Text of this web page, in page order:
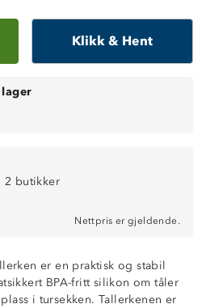
Klikk & Hent
butikker
Nettpris er gjeldende.
er en praktisk og stabil
BPA-fritt silikon om tåler
i tursekken. Tallerkenen er